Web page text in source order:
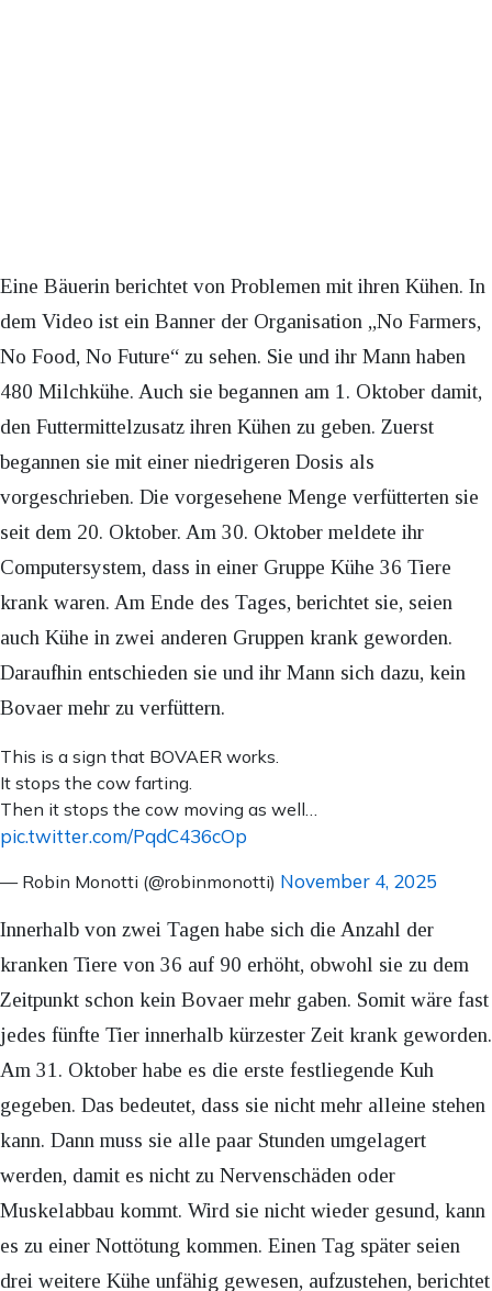
Eine Bäuerin berichtet von Problemen mit ihren Kühen. In
dem Video ist ein Banner der Organisation „No Farmers,
No Food, No Future“ zu sehen. Sie und ihr Mann haben
480 Milchkühe. Auch sie begannen am 1. Oktober damit,
den Futtermittelzusatz ihren Kühen zu geben. Zuerst
begannen sie mit einer niedrigeren Dosis als
vorgeschrieben. Die vorgesehene Menge verfütterten sie
seit dem 20. Oktober. Am 30. Oktober meldete ihr
Computersystem, dass in einer Gruppe Kühe 36 Tiere
krank waren. Am Ende des Tages, berichtet sie, seien
auch Kühe in zwei anderen Gruppen krank geworden.
Daraufhin entschieden sie und ihr Mann sich dazu, kein
Bovaer mehr zu verfüttern.
This is a sign that BOVAER works.
It stops the cow farting.
Then it stops the cow moving as well…
pic.twitter.com/PqdC436cOp
— Robin Monotti (@robinmonotti) November 4, 2025
Innerhalb von zwei Tagen habe sich die Anzahl der
kranken Tiere von 36 auf 90 erhöht, obwohl sie zu dem
Zeitpunkt schon kein Bovaer mehr gaben. Somit wäre fast
jedes fünfte Tier innerhalb kürzester Zeit krank geworden.
Am 31. Oktober habe es die erste festliegende Kuh
gegeben. Das bedeutet, dass sie nicht mehr alleine stehen
kann. Dann muss sie alle paar Stunden umgelagert
werden, damit es nicht zu Nervenschäden oder
Muskelabbau kommt. Wird sie nicht wieder gesund, kann
es zu einer Nottötung kommen. Einen Tag später seien
drei weitere Kühe unfähig gewesen, aufzustehen, berichtet